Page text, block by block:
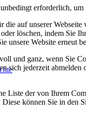
erforderlich,
die auf unserer
löschen, indem Sie
unsere Website erneut
und ganz, wenn Sie
sich jederzeit
Liste der von Ihrem
Diese können Sie in den